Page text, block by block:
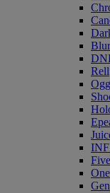
Blur
Rell